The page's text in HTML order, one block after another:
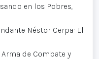
en los Pobres,
Néstor Cerpa: El
Arma de Combate y